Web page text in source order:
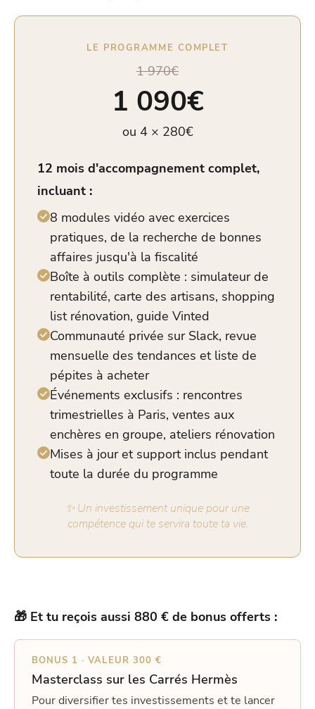
LE PROGRAMME COMPLET
1 970€
1 090€
ou 4 × 280€
12 mois d'accompagnement complet,
incluant :
8 modules vidéo avec exercices
pratiques, de la recherche de bonnes
affaires jusqu'à la fiscalité
Boîte à outils complète : simulateur de
rentabilité, carte des artisans, shopping
list rénovation, guide Vinted
Communauté privée sur Slack, revue
mensuelle des tendances et liste de
pépites à acheter
Événements exclusifs : rencontres
trimestrielles à Paris, ventes aux
enchères en groupe, ateliers rénovation
Mises à jour et support inclus pendant
toute la durée du programme
✨ Un investissement unique pour une
compétence qui te servira toute ta vie.
🎁 Et tu reçois aussi 880 € de bonus offerts :
BONUS 1 · VALEUR 300 €
Masterclass sur les Carrés Hermès
Pour diversifier tes investissements et te lancer